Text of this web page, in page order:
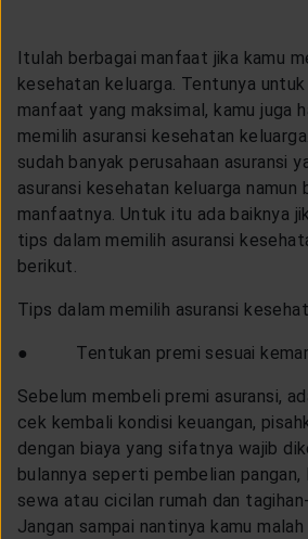
Itulah berbagai manfaat jika kamu
kesehatan keluarga. Tentunya
manfaat yang maksimal, kamu juga
memilih asuransi kesehatan
sudah banyak perusahaan asuransi
asuransi kesehatan keluarga namun
manfaatnya. Untuk itu ada baiknya
tips dalam memilih asuransi
berikut.
Tips dalam memilih asuransi
● Tentukan premi sesuai
Sebelum membeli premi asuransi,
cek kembali kondisi keuangan,
dengan biaya yang sifatnya wajib
bulannya seperti pembelian pangan,
sewa atau cicilan rumah dan
Jangan sampai nantinya kamu